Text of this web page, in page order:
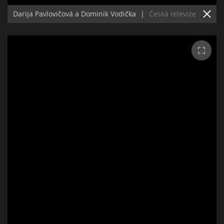
Darija Pavlovičová a Dominik Vodička | Česká televize